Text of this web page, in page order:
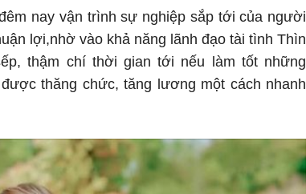
nay vận trình sự nghiệp sắp tới của người
lợi,nhờ vào khả năng lãnh đạo tài tình Thìn
thậm chí thời gian tới nếu làm tốt những
thăng chức, tăng lương một cách nhanh